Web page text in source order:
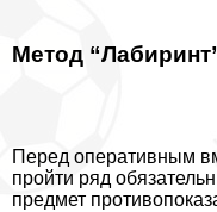
Метод
Перед оперативным
пройти ряд
предмет